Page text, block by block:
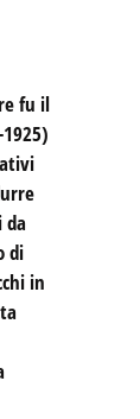
fu il
di
in